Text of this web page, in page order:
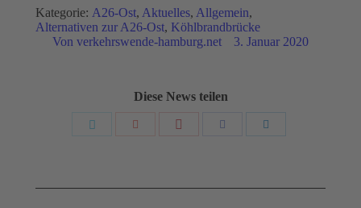
Kategorie: A26-Ost, Aktuelles, Allgemein,
Alternativen zur A26-Ost, Köhlbrandbrücke
Von verkehrswende-hamburg.net 3. Januar 2020
Diese News teilen